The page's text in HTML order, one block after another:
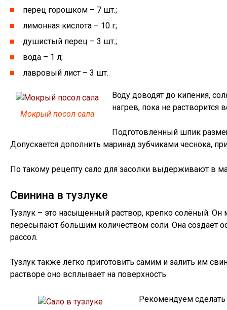
перец горошком – 7 шт.;
лимонная кислота – 10 г;
душистый перец – 3 шт.;
вода – 1 л;
лавровый лист – 3 шт.
Мокрый посол сала
Воду доводят до кипения,
нагрев, пока не растворится
Подготовленный шпик
Допускается дополнить маринад зубчиками чеснока,
По такому рецепту сало для засолки выдерживают в
Свинина в тузлуке
Тузлук – это насыщенный раствор, крепко солёный.
пересыпают большим количеством соли. Она создаёт
рассол.
Тузлук также легко приготовить самим и залить им
растворе оно всплывает на поверхность.
Рекомендуем сделать